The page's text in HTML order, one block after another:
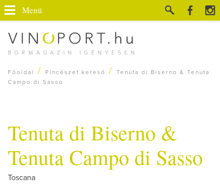
BORMAGAZIN IGÉNYESEN
Menü
Főoldal / Pincészet kereső /
Tenuta di Biserno & Tenuta
Campo di Sasso
Tenuta di Biserno &
Tenuta Campo di Sasso
Toscana